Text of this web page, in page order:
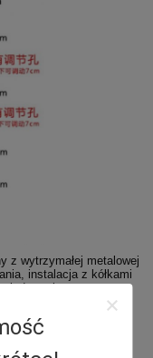
z wytrzymałej metalowej
instalacja z kółkami